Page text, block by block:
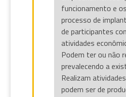
funcionamento e
processo de
de participantes
atividades
Podem ter ou não
prevalecendo a
Realizam
podem ser de